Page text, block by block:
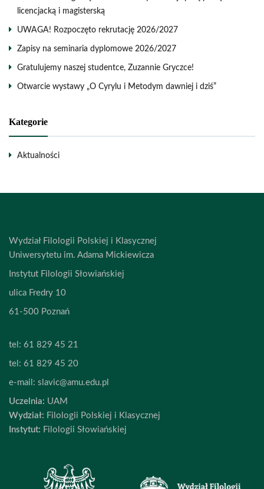
licencjacką i magisterską
UWAGA! Rozpoczęto rekrutację 2026/2027
Zapisy na seminaria dyplomowe 2026/2027
Gratulujemy naszej studentce, Zuzannie Gryczce!
Otwarcie wystawy „O Cyrylu i Metodym dawniej i dziś”
Kategorie
Aktualności
Wydział Filologii Polskiej i Klasycznej
Uniwersytetu im. Adama Mickiewicza
Instytut Filologii Słowiańskiej
ulica Fredry 10
61-500 Poznań
tel: 61 829 45 21
tel: 61 829 45 20
e-mail: slavic@amu.edu.pl
Uczelnia: UAM
Wydział: Filologii Polskiej i Klasycznej
Instytut: Filologii Słowiańskiej